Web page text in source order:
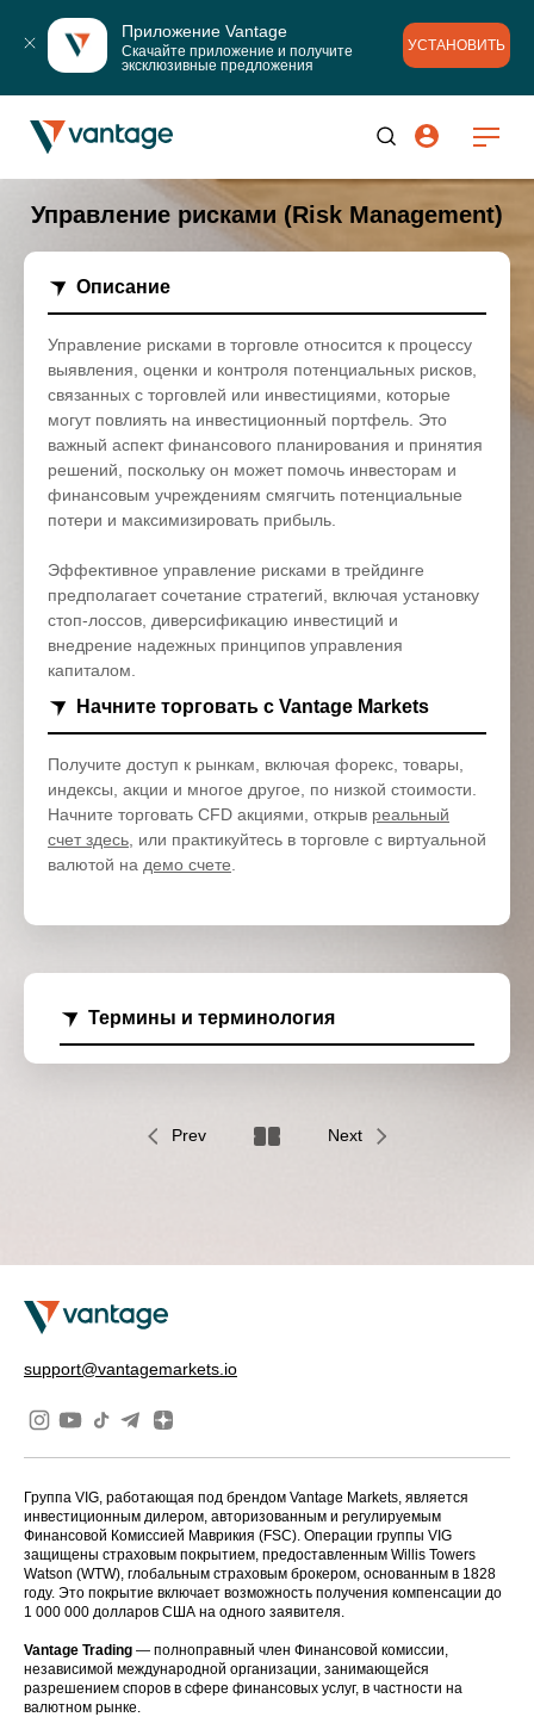
Приложение Vantage
Скачайте приложение и получите
эксклюзивные предложения
УСТАНОВИТЬ
Управление рисками (Risk Management)
Описание
Управление рисками в торговле относится к процессу
выявления, оценки и контроля потенциальных рисков,
связанных с торговлей или инвестициями, которые
могут повлиять на инвестиционный портфель. Это
важный аспект финансового планирования и принятия
решений, поскольку он может помочь инвесторам и
финансовым учреждениям смягчить потенциальные
потери и максимизировать прибыль.
Эффективное управление рисками в трейдинге
предполагает сочетание стратегий, включая установку
стоп-лоссов, диверсификацию инвестиций и
внедрение надежных принципов управления
капиталом.
Начните торговать с Vantage Markets
Получите доступ к рынкам, включая форекс, товары,
индексы, акции и многое другое, по низкой стоимости.
Начните торговать CFD акциями, открыв реальный
счет здесь , или практикуйтесь в торговле с виртуальной
валютой на демо счете
Термины и терминология
Prev Next
support@vantagemarkets.io
Группа VIG, работающая под брендом Vantage Markets, является
инвестиционным дилером, авторизованным и регулируемым
Финансовой Комиссией Маврикия (FSC). Операции группы VIG
защищены страховым покрытием, предоставленным Willis Towers
Watson (WTW), глобальным страховым брокером, основанным в 1828
году. Это покрытие включает возможность получения компенсации до
1 000 000 долларов США на одного заявителя.
Vantage Trading — полноправный член Финансовой комиссии,
независимой международной организации, занимающейся
разрешением споров в сфере финансовых услуг, в частности на
валютном рынке.